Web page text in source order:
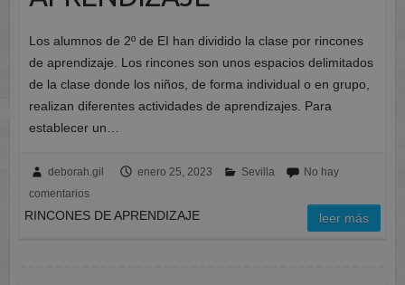
Los alumnos de 2º de EI han dividido la clase por rincones
de aprendizaje. Los rincones son unos espacios delimitados
de la clase donde los niños, de forma individual o en grupo,
realizan diferentes actividades de aprendizajes. Para
establecer un…
deborah.gil enero 25, 2023 Sevilla
No hay
comentarios
RINCONES DE APRENDIZAJE leer más